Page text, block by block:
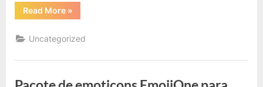
Read More“”
»
Uncategorized